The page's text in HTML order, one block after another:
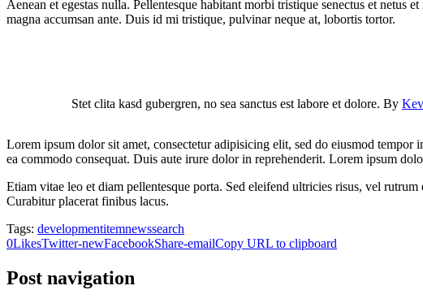
Aenean et egestas nulla. Pellentesque habitant morbi tristique senectus et netus
magna accumsan ante. Duis id mi tristique, pulvinar neque at, lobortis tortor.
Stet clita kasd gubergren, no sea sanctus est labore et dolore. By
Lorem ipsum dolor sit amet, consectetur adipisicing elit, sed do eiusmod
ea commodo consequat. Duis aute irure dolor in reprehenderit. Lorem ipsum
Etiam vitae leo et diam pellentesque porta. Sed eleifend ultricies risus, vel
Curabitur placerat finibus lacus.
Tags: developmentitemnewssearch
0LikesTwitter-newFacebookShare-emailCopy URL to clipboard
Post navigation